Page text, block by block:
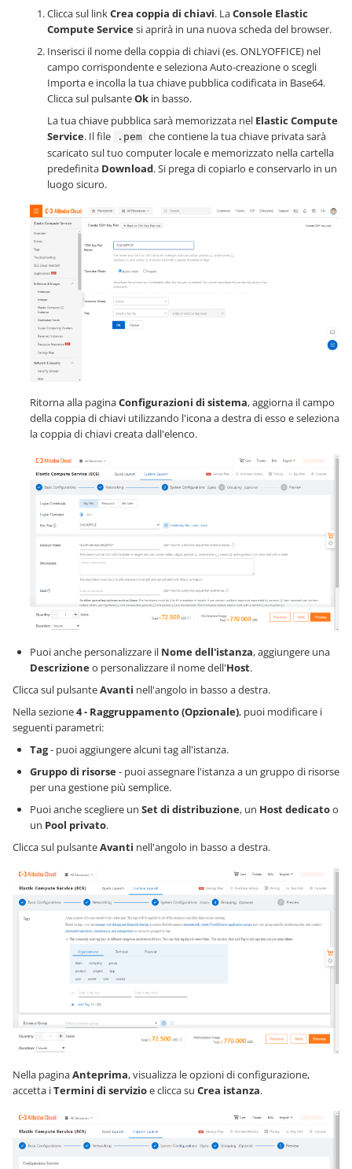
Clicca sul linkCrea coppia di chiavi. LaConsole Elastic
Compute Servicesi aprirà in una nuova scheda del browser.
Inserisci il nome della coppia di chiavi (es. ONLYOFFICE) nel
campo corrispondente e seleziona Auto-creazione o scegli
Importa e incolla la tua chiave pubblica codificata in Base64.
Clicca sul pulsanteOk in basso.
La tua chiave pubblica sarà memorizzata nel Elastic Compute
Service. Il file .pem che contiene la tua chiave privata sarà
scaricato sul tuo computer locale e memorizzato nella cartella
predefinita Download. Si prega di copiarlo e conservarlo in un
luogo sicuro.
Ritorna alla paginaConfigurazioni di sistema, aggiorna il campo
della coppia di chiavi utilizzando l'icona a destra di esso e seleziona
la coppia di chiavi creata dall'elenco.
Puoi anche personalizzare il Nome dell'istanza, aggiungere una
Descrizioneo personalizzare il nome dell'Host.
Clicca sul pulsanteAvanti nell'angolo in basso a destra.
Nella sezione4 - Raggruppamento (Opzionale), puoi modificare i
seguenti parametri:
Tag- puoi aggiungere alcuni tag all'istanza.
Gruppo di risorse- puoi assegnare l'istanza a un gruppo di risorse
per una gestione più semplice.
Puoi anche scegliere un Set di distribuzione, un Host dedicatoo
un Pool privato.
Clicca sul pulsanteAvanti nell'angolo in basso a destra.
Nella paginaAnteprima, visualizza le opzioni di configurazione,
accetta iTermini di servizioe clicca su Crea istanza.